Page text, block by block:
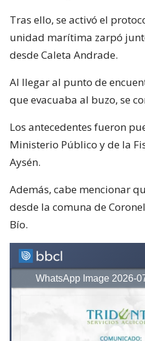
Tras ello, se activó el
unidad marítima zarpó
desde Caleta Andrade.
Al llegar al punto de
que evacuaba al buzo, se
Los antecedentes fueron
Ministerio Público y de la
Aysén.
Además, cabe mencionar
desde la comuna de
Bío.